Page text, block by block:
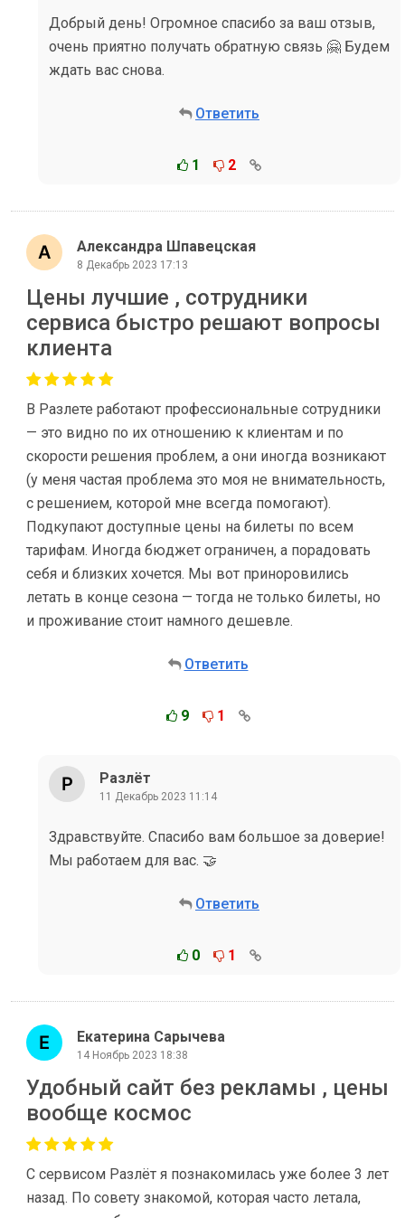
Добрый день! Огромное спасибо за ваш отзыв,
очень приятно получать обратную связь 🤗 Будем
ждать вас снова.
Ответить
1 2
Александра Шпавецская
8 Декабрь 2023 17:13
Цены лучшие , сотрудники
сервиса быстро решают вопросы
клиента
В Разлете работают профессиональные сотрудники
— это видно по их отношению к клиентам и по
скорости решения проблем, а они иногда возникают
(у меня частая проблема это моя не внимательность,
с решением, которой мне всегда помогают).
Подкупают доступные цены на билеты по всем
тарифам. Иногда бюджет ограничен, а порадовать
себя и близких хочется. Мы вот приноровились
летать в конце сезона — тогда не только билеты, но
и проживание стоит намного дешевле.
Ответить
9 1
Разлёт
11 Декабрь 2023 11:14
Здравствуйте. Спасибо вам большое за доверие!
Мы работаем для вас. 🤝
Ответить
0 1
Екатерина Сарычева
14 Ноябрь 2023 18:38
Удобный сайт без рекламы , цены
вообще космос
С сервисом Разлёт я познакомилась уже более 3 лет
назад. По совету знакомой, которая часто летала,